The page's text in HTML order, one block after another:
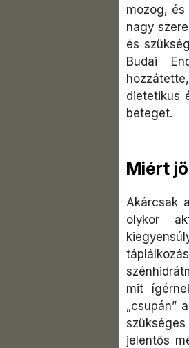
mozog, és
nagy
és
Budai
dietetikus
beteget.
Miért
Akárcsak
olykor
mit
„csupán”
jelentős